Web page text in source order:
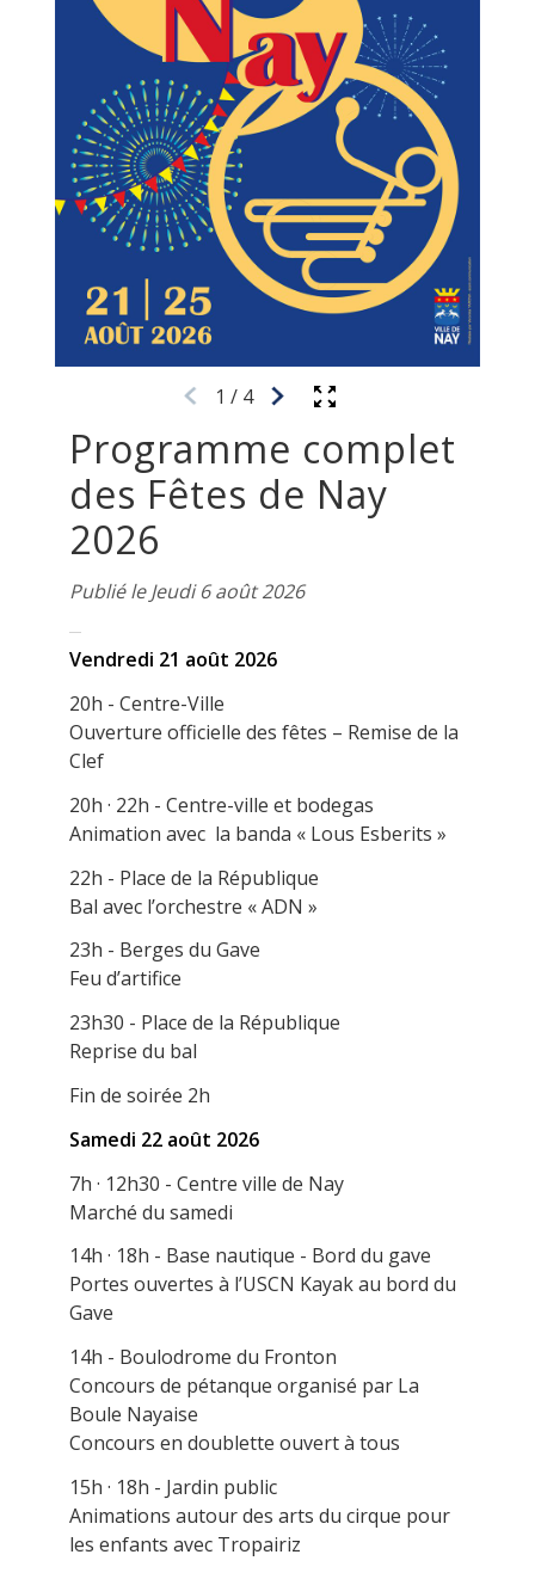
1 / 4
Programme complet
des Fêtes de Nay
2026
Publié le Jeudi 6 août 2026
Vendredi 21 août 2026
20h - Centre-Ville
Ouverture officielle des fêtes – Remise de la
Clef
20h · 22h - Centre-ville et bodegas
Animation avec la banda « Lous Esberits »
22h - Place de la République
Bal avec l’orchestre « ADN »
23h - Berges du Gave
Feu d’artifice
23h30 - Place de la République
Reprise du bal
Fin de soirée 2h
Samedi 22 août 2026
7h · 12h30 - Centre ville de Nay
Marché du samedi
14h · 18h - Base nautique - Bord du gave
Portes ouvertes à l’USCN Kayak au bord du
Gave
14h - Boulodrome du Fronton
Concours de pétanque organisé par La
Boule Nayaise
Concours en doublette ouvert à tous
15h · 18h - Jardin public
Animations autour des arts du cirque pour
les enfants avec Tropairiz